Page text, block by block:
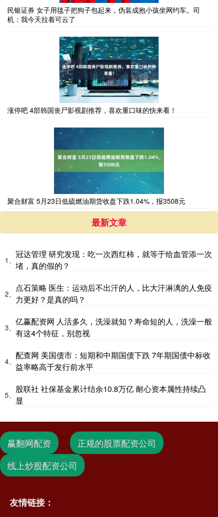
民银证券 女子用毯子把狗子包起来，伪装成抱小孩坐网约车。司
机：我今天拉着可云了
涨停吧 4部韩国丧尸影视剧推荐，喜欢重口味的快来看！
聚合财富 5月23日低硫燃油期货收盘下跌1.04%，报3508元
最新文章
1、
冠达管理 研究发现：吃一次西红柿，就等于给血管添一次
堵，真的假的？
2、
点石策略 医生：运动后不出汗的人，比大汗淋漓的人免疫
力更好？是真的吗？
3、
亿赢配资网 人活多久，洗澡就知？寿命短的人，洗澡一般
有这4个特征，别忽视
4、
配查网 美国债市：短期和中期国债下跌 7年期国债中标收
益率略高于发行前水平
5、
股联社 社保基金累计结余10.8万亿 耐心资本属性持续凸
显
赢翻网配资
正规的股票配资公司
线上炒股配资公司
友情链接：